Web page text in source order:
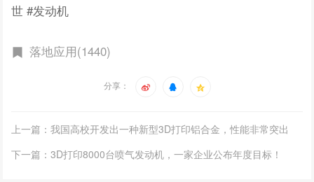
世 #发动机
落地应用(1440)
分享：
上一篇：我国高校开发出一种新型3D打印铝合金，性能非常突出
下一篇：3D打印8000台喷气发动机，一家企业公布年度目标！